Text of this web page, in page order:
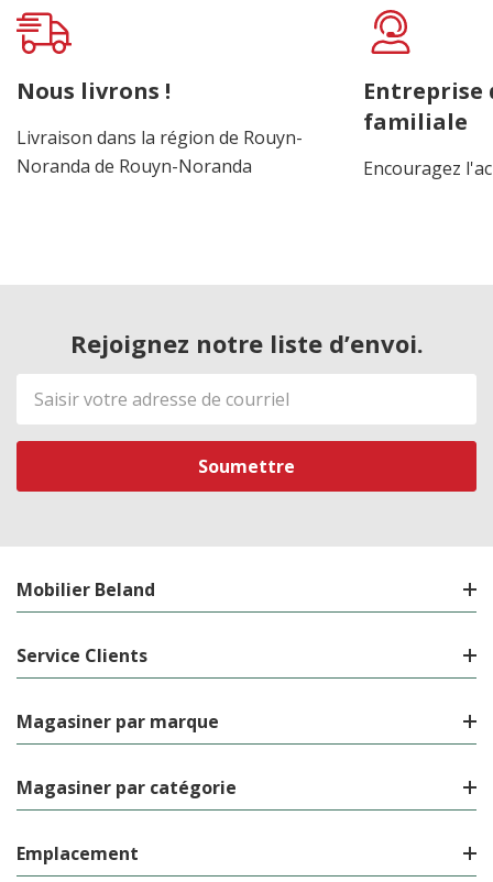
Onglet
personnalisé
Nous livrons !
Livraison dans la région de Rouyn-
Noranda de Rouyn-Noranda
Entreprise
familiale
Encouragez
Rejoignez notre liste d’envoi.
Adresse
de
courriel
Mobilier Beland
Service Clients
Magasiner par marque
Magasiner par catégorie
Emplacement